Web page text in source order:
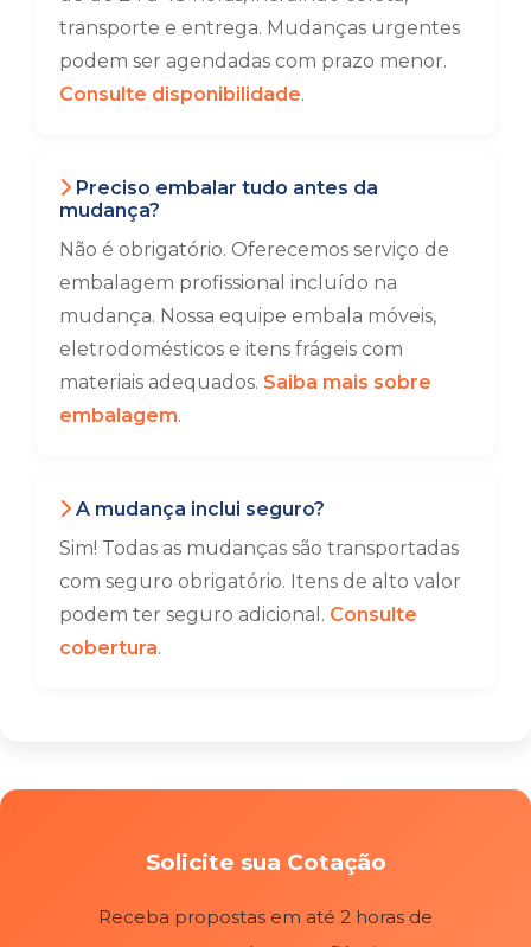
transporte e entrega. Mudanças urgentes
podem ser agendadas com prazo menor.
Consulte disponibilidade.
Preciso embalar tudo antes da
mudança?
Não é obrigatório. Oferecemos serviço de
embalagem profissional incluído na
mudança. Nossa equipe embala móveis,
eletrodomésticos e itens frágeis com
materiais adequados. Saiba mais sobre
embalagem.
A mudança inclui seguro?
Sim! Todas as mudanças são transportadas
com seguro obrigatório. Itens de alto valor
podem ter seguro adicional. Consulte
cobertura.
Solicite sua Cotação
Receba propostas em até 2 horas de